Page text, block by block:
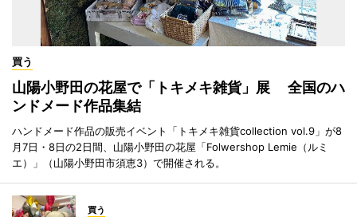
買う
山陽小野田の花屋で「トキメキ雑貨」展 全国のハ
ンドメード作品集結
ハンドメード作品の販売イベント「トキメキ雑貨collection vol.9」が8
月7日・8日の2日間、山陽小野田の花屋「Folwershop Lemie（ルミ
エ）」（山陽小野田市須恵3）で開催される。
買う